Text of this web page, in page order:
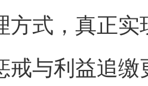
方式，真正实
与利益追缴